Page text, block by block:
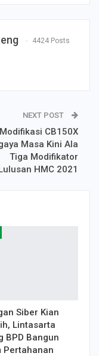
4424 Posts
NEXT POST
Modifikasi CB150X
Masa Kini Ala
Tiga Modifikator
HMC 2021
Siber Kian
Lintasarta
BPD Bangun
Pertahanan